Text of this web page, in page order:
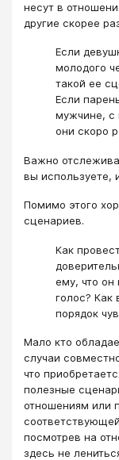
несут в
другие скорее
Если
молодого
такой ее
Если
мужчине, с
они скоро
Важно
вы используете,
Помимо этого
сценариев.
Как
ему, что он
голос? Как
порядок
Мало кто
случаи
что
полезные
отношениям или
посмотрев на
здесь не